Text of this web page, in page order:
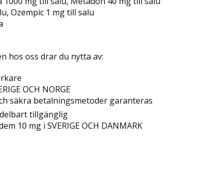
Ozempic 1 mg till salu
hos oss drar du nytta av:
OCH NORGE
säkra betalningsmetoder garanteras
tillgänglig
10 mg i SVERIGE OCH DANMARK